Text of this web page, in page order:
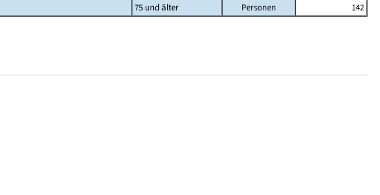
75 und älter
Personen 142